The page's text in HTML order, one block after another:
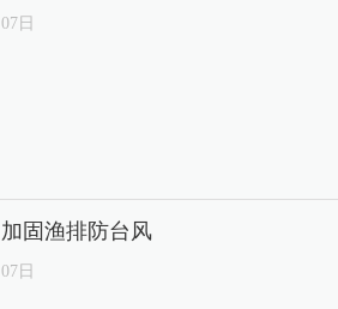
07日
加固渔排防台风
07日